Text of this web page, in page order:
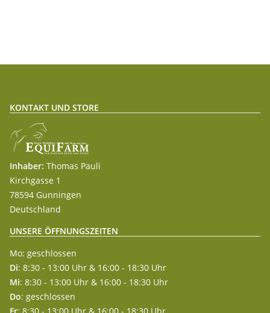
KONTAKT UND STORE
Inhaber: Thomas Pauli
Kirchgasse 1
78594 Gunningen
Deutschland
UNSERE ÖFFNUNGSZEITEN
Mo: geschlossen
Di: 8:30 - 13:00 Uhr & 16:00 - 18:30 Uhr
Mi: 8:30 - 13:00 Uhr & 16:00 - 18:30 Uhr
Do: geschlossen